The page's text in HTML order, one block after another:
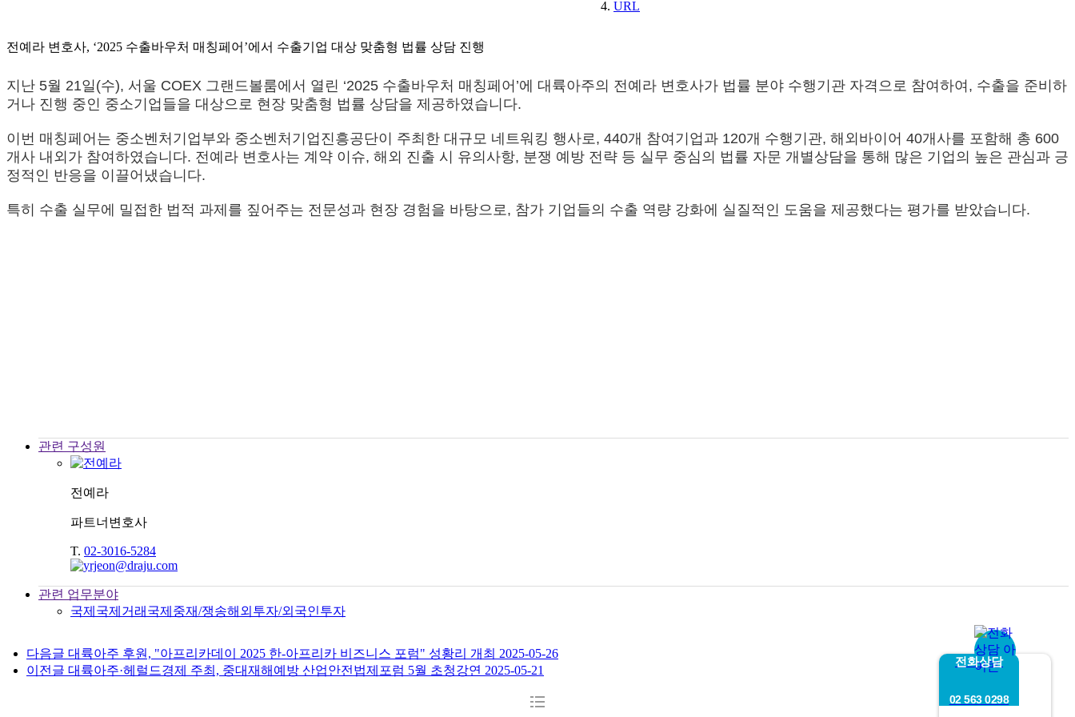
전화상담
02 563 0298
URL
전예라 변호사, ‘2025 수출바우처 매칭페어’에서 수출기업 대상 맞춤형 법률 상담 진행
지난 5월 21일(수), 서울 COEX 그랜드볼룸에서 열린 ‘2025 수출바우처 매칭페어’에 대륙아주의 전예라 변호사가 법률 분야 수행기관 자격으로 참여하여, 수출을 준비하
거나 진행 중인 중소기업들을 대상으로 현장 맞춤형 법률 상담을 제공하였습니다.
이번 매칭페어는 중소벤처기업부와 중소벤처기업진흥공단이 주최한 대규모 네트워킹 행사로, 440개 참여기업과 120개 수행기관, 해외바이어 40개사를 포함해 총 600
개사 내외가 참여하였습니다. 전예라 변호사는 계약 이슈, 해외 진출 시 유의사항, 분쟁 예방 전략 등 실무 중심의 법률 자문 개별상담을 통해 많은 기업의 높은 관심과 긍
정적인 반응을 이끌어냈습니다.
특히 수출 실무에 밀접한 법적 과제를 짚어주는 전문성과 현장 경험을 바탕으로, 참가 기업들의 수출 역량 강화에 실질적인 도움을 제공했다는 평가를 받았습니다.
관련 구성원
전예라
파트너변호사
T. 02-3016-5284
관련 업무분야
국제 국제거래 국제중재/쟁송해외투자/외국인투자
다음글 대륙아주 후원, "아프리카데이 2025 한-아프리카 비즈니스 포럼" 성황리 개최 2025-05-26
이전글 대륙아주·헤럴드경제 주최, 중대재해예방 산업안전법제포럼 5월 초청강연 2025-05-21